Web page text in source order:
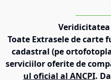
Toate Extrasele de carte
cadastral (pe
serviciilor oferite de
ul oficial al ANCPI.